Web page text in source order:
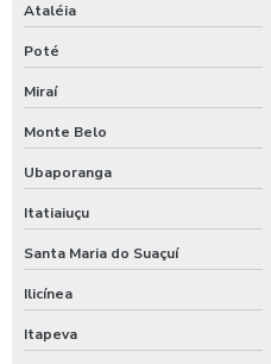
Ataléia
Poté
Miraí
Monte Belo
Ubaporanga
Itatiaiuçu
Santa Maria do Suaçuí
Ilicínea
Itapeva